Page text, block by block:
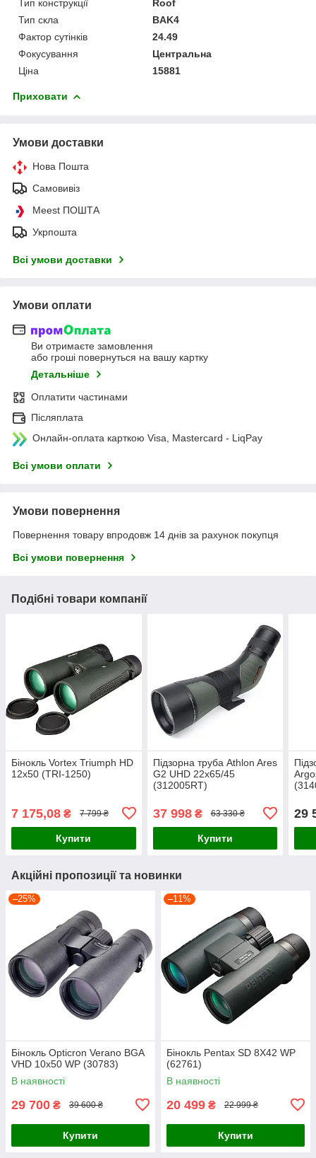
Тип конструкції
Roof
Тип скла
BAK4
Фактор сутінків
24.49
Фокусування
Центральна
Ціна
15881
Приховати
Умови доставки
Нова Пошта
Самовивіз
Meest ПОШТА
Укрпошта
Всі умови доставки
Умови оплати
Ви отримаєте замовлення
або гроші повернуться на вашу картку
Детальніше
Оплатити частинами
Післяплата
Онлайн-оплата карткою Visa, Mastercard - LiqPay
Всі умови оплати
Умови повернення
Повернення товару впродовж 14 днів за рахунок покупця
Всі умови повернення
Подібні товари компанії
Бінокль Vortex Triumph HD
12x50 (TRI-1250)
7 175,08 ₴ 7 799 ₴
Купити
Підзорна труба Athlon Ares
G2 UHD 22x65/45
(312005RT)
37 998₴ 63 330 ₴
Купити
29
Акційні пропозиції та новинки
–25%
Бінокль Opticron Verano BGA
VHD 10x50 WP (30783)
В наявності
29 700 ₴ 39 600 ₴
Купити
–11%
Бінокль Pentax SD 8X42 WP
(62761)
В наявності
20 499 ₴ 22 999 ₴
Купити